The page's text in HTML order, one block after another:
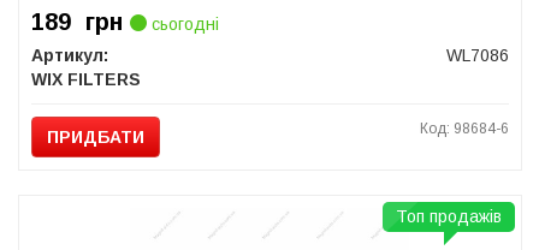
189 грн
сьогодні
Артикул:
WL7086
WIX FILTERS
ПРИДБАТИ Код: 98684-6
Топ продажів